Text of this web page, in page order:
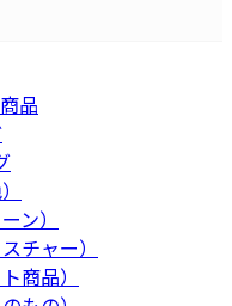
品
ン）
チャー）
商品）